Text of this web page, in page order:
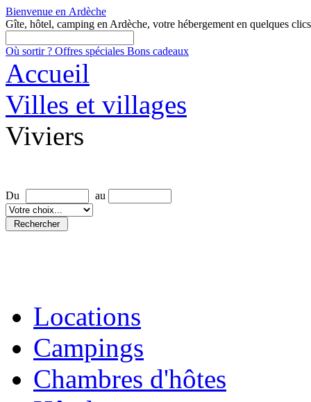
Bienvenue en Ardèche
Gîte, hôtel, camping en Ardèche, votre hébergement en quelques clics
Où sortir ? Offres spéciales Bons cadeaux
Accueil
Villes et villages
Viviers
Du au
Locations
Campings
Chambres d'hôtes